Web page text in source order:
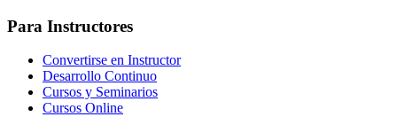
Para Instructores
Convertirse en Instructor
Desarrollo Continuo
Cursos y Seminarios
Cursos Online